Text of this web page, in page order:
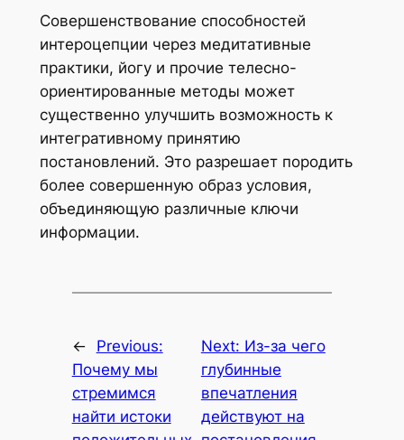
Совершенствование способностей
интероцепции через медитативные
практики, йогу и прочие телесно-
ориентированные методы может
существенно улучшить возможность к
интегративному принятию
постановлений. Это разрешает породить
более совершенную образ условия,
объединяющую различные ключи
информации.
←
Previous:
Почему мы
стремимся
найти истоки
Next: Из-за чего
глубинные
впечатления
действуют на